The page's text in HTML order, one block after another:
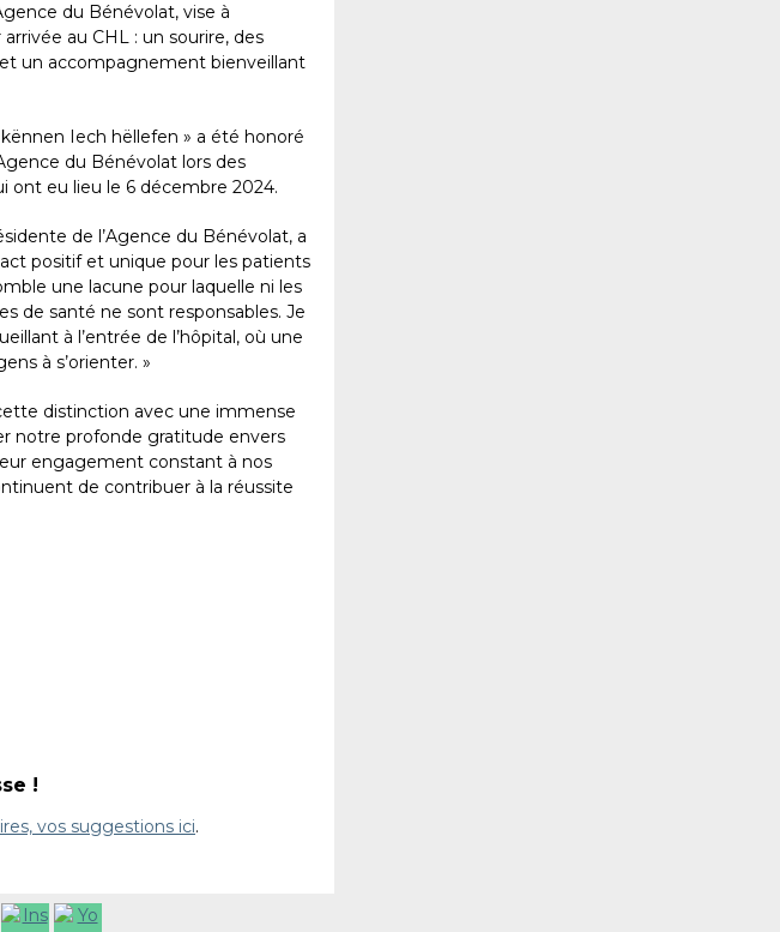
du Bénévolat, vise à
au CHL : un sourire, des
un accompagnement bienveillant
Iech hëllefen » a été honoré
du Bénévolat lors des
ont eu lieu le 6 décembre 2024.
de l’Agence du Bénévolat, a
positif et unique pour les patients
une lacune pour laquelle ni les
de santé ne sont responsables. Je
à l’entrée de l’hôpital, où une
à s’orienter. »
distinction avec une immense
notre profonde gratitude envers
engagement constant à nos
de contribuer à la réussite
!
vos suggestions ici.